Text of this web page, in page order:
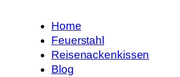
Home
Feuerstahl
Reisenackenkissen
Blog